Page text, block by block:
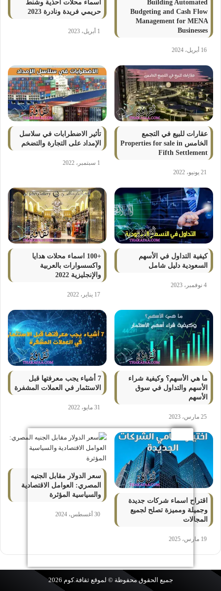
Building Automated
Budgeting and Cash Flow
Management for MENA
Businesses
16 أبريل، 2024
اسماء محلات احذية وشنط
حريمي فريدة ونادرة 2023
1 أبريل، 2023
عقارات للبيع في التجمع
الخامس Properties for sale in
Fifth Settlement
21 يونيو، 2022
تأثير الاضطرابات في سلاسل
الإمداد على التجارة والتضخم
1 سبتمبر، 2022
كيفية التداول في الأسهم
السعودية دليل شامل
4 نوفمبر، 2023
+100 اسماء محلات هدايا
واكسسوارات بالعربية
والإنجليزية 2022
17 يناير، 2022
ما هي الأسهم؟ وكيفية شراء
الأسهم والتداول في سوق
الأسهم
25 مارس، 2023
7 أشياء يجب معرفتها قبل
الاستثمار في العملات المشفرة
31 مايو، 2022
اقتراح اسماء شركات جديدة
وجميلة ومميزة تصلح لجميع
المجالات
19 مارس، 2025
سعر الدولار مقابل الجنيه
المصري: العوامل الاقتصادية
والسياسية المؤثرة
30 أغسطس، 2024
جميع الحقوق محفوظة © لموقعثقافة.كوم